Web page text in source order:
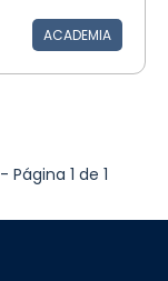
ACADEMIA
1 de 1